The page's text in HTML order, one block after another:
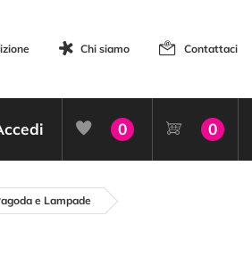
Chi siamo Contattaci
0 0
e Lampade